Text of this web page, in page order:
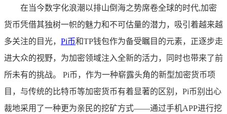
在当今数字化浪潮以排山倒海之势席卷全球的时代,加密
货币凭借其独树一帜的魅力和不可估量的潜力，吸引着越来越
多关注的目光， Pi币和TP钱包作为备受瞩目的元素，正逐步走
进大众的视野，为加密领域注入全新的活力，同时也带来了前
所未有的挑战。 Pi币，作为一种崭露头角的新型加密货币项
目，与传统的比特币等加密货币有着显著的区别，Pi币别出心
裁地采用了一种更为亲民的挖矿方式——通过手机APP进行挖